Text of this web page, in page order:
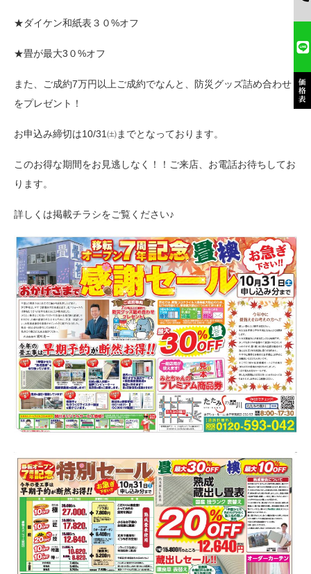
★ダイケン和紙表３０%オフ
★畳が最大3０%オフ
また、ご成約7万円以上ご成約でなんと、防災グッズ詰め合わせ
をプレゼント！
お申込み締切は10/31㈯までとなっております。
このお得な期間をお見逃しなく！！ご来店、お電話お待ちしてお
ります。
詳しくは掲載チラシをご覧ください♪